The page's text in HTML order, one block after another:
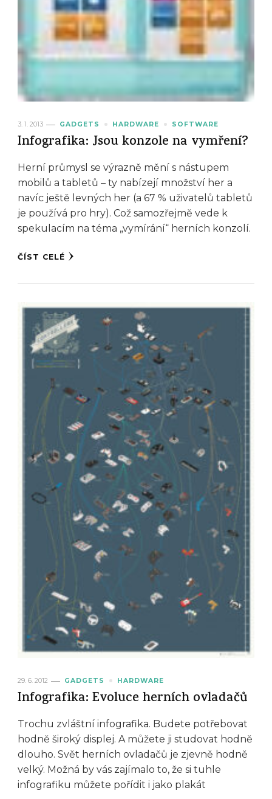
3. 1. 2013 GADGETS HARDWARE SOFTWARE
Infografika: Jsou konzole na vymření?
Herní průmysl se výrazně mění s nástupem
mobilů a tabletů – ty nabízejí množství her a
navíc ještě levných her (a 67 % uživatelů tabletů
je používá pro hry). Což samozřejmě vede k
spekulacím na téma „vymírání“ herních konzolí.
ČÍST CELÉ
29. 6. 2012 GADGETS HARDWARE
Infografika: Evoluce herních ovladačů
Trochu zvláštní infografika. Budete potřebovat
hodně široký displej. A můžete ji studovat hodně
dlouho. Svět herních ovladačů je zjevně hodně
velký. Možná by vás zajímalo to, že si tuhle
infografiku můžete pořídit i jako plakát